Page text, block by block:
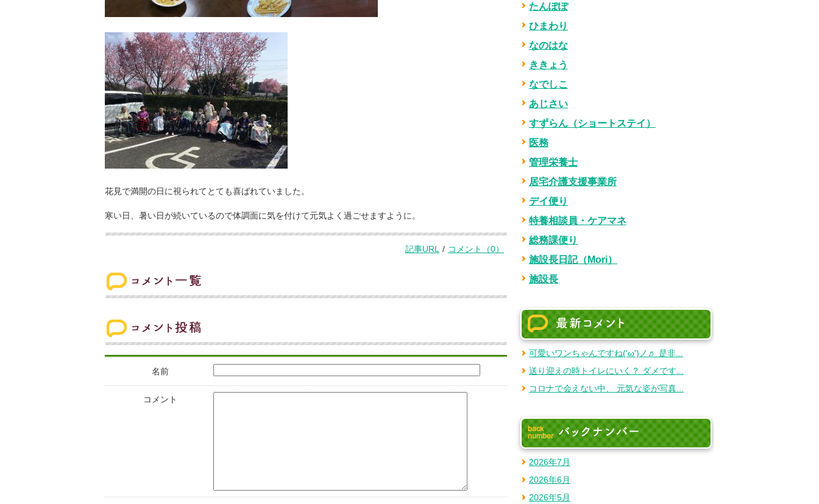
花見で満開の日に視られてとても喜ばれていました。
寒い日、暑い日が続いているので体調面に気を付けて元気よく過ごせますように。
記事URL / コメント（0）
名前
コメント
たんぽぽ
ひまわり
なのはな
ききょう
なでしこ
あじさい
すずらん（ショートステイ）
医務
管理栄養士
居宅介護支援事業所
デイ便り
特養相談員・ケアマネ
総務課便り
施設長日記（Mori）
施設長
可愛いワンちゃんですね('ω')ノ♬ 是非...
送り迎えの時トイレにいく？ ダメです...
コロナで会えない中、 元気な姿が写真...
2026年7月
2026年6月
2026年5月